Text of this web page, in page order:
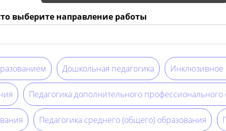
выберите направление работы
Дошкольная педагогика Инклюзивное
Педагогика дополнительного профессионального
Педагогика среднего (общего) образования